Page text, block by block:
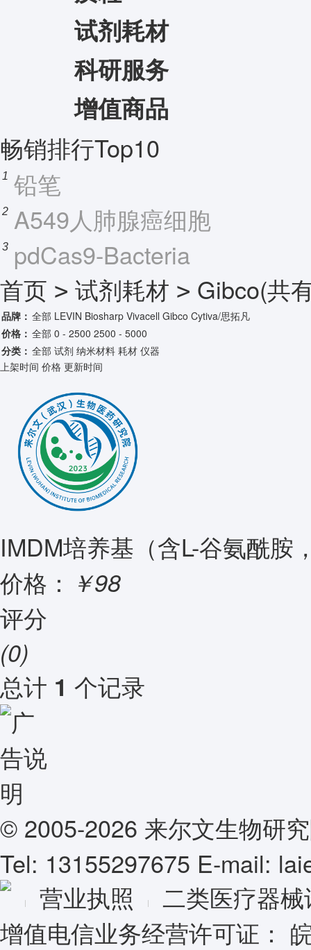
试剂耗材
科研服务
增值商品
畅销排行Top10
1 铅笔
2 A549人肺腺癌细胞
3 pdCas9-Bacteria
首页 > 试剂耗材 > Gibco(共
品牌： 全部 LEVIN Biosharp Vivacell Gibco Cytiva/思拓凡
价格： 全部 0 - 2500 2500 - 5000
分类： 全部 试剂 纳米材料 耗材 仪器
上架时间 价格 更新时间
IMDM培养基（含L-谷氨酰胺
价格： ￥98
评分
(0)
总计 1 个记录
© 2005-2026 来尔文生物研
Tel: 13155297675 E-mail:
营业执照
二类医疗器
增值电信业务经营许可证：